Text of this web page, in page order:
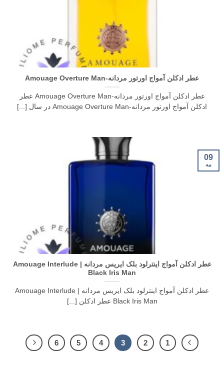
عطر ادکلن آمواج اورتور مردانه-Amouage Overture Man
عطر ادکلن آمواج اورتور مردانه-Amouage Overture Man عطر
ادکلن آمواج اورتور مردانه-Amouage Overture Man در سال [...]
عطر ادکلن آمواج اینترلود بلک ایریس مردانه | Amouage Interlude
Black Iris Man
عطر ادکلن آمواج اینترلود بلک ایریس مردانه | Amouage Interlude
Black Iris Man عطر ادکلن [...]
09
مه
1
2
3
4
5
6